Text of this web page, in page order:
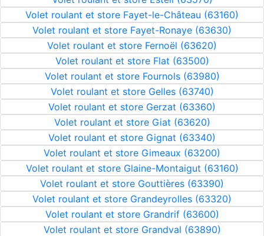
Volet roulant et store Fayet-le-Château (63160)
Volet roulant et store Fayet-Ronaye (63630)
Volet roulant et store Fernoël (63620)
Volet roulant et store Flat (63500)
Volet roulant et store Fournols (63980)
Volet roulant et store Gelles (63740)
Volet roulant et store Gerzat (63360)
Volet roulant et store Giat (63620)
Volet roulant et store Gignat (63340)
Volet roulant et store Gimeaux (63200)
Volet roulant et store Glaine-Montaigut (63160)
Volet roulant et store Gouttières (63390)
Volet roulant et store Grandeyrolles (63320)
Volet roulant et store Grandrif (63600)
Volet roulant et store Grandval (63890)